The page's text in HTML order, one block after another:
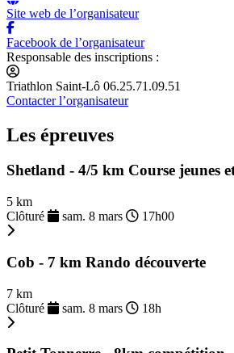
Site web de l’organisateur
Facebook de l’organisateur
Responsable des inscriptions :
Triathlon Saint-Lô 06.25.71.09.51
Contacter l’organisateur
Les épreuves
Shetland - 4/5 km Course jeunes
5 km
Clôturé
sam. 8 mars 17h00
Cob - 7 km Rando découverte
7 km
Clôturé
sam. 8 mars 18h